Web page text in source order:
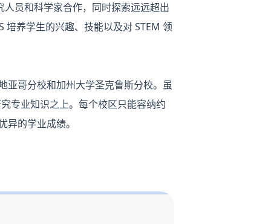
员和科学家合作，同时探索远远超出
养学生的兴趣、技能以及对 STEM 领
哥分校和加州大学圣克鲁斯分校。虽
专业知识之上。每个校区只能容纳约
的学业成绩。